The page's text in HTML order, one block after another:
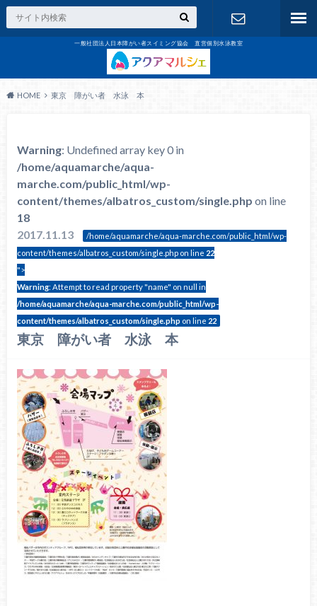
一般社団法人日本障がい者スイミング協会 直営個別水泳教室
HOME 東京 障がい者 水泳 本
Warning: Undefined array key 0 in
/home/aquamarche/aqua-
marche.com/public_html/wp-
content/themes/albatros_custom/single.php on line
18
2017.11.13
/home/aquamarche/aqua-marche.com/public_html/wp-
content/themes/albatros_custom/single.php on line 22
">
Warning: Attempt to read property "name" on null in
/home/aquamarche/aqua-marche.com/public_html/wp-
content/themes/albatros_custom/single.php on line 22
東京 障がい者 水泳 本